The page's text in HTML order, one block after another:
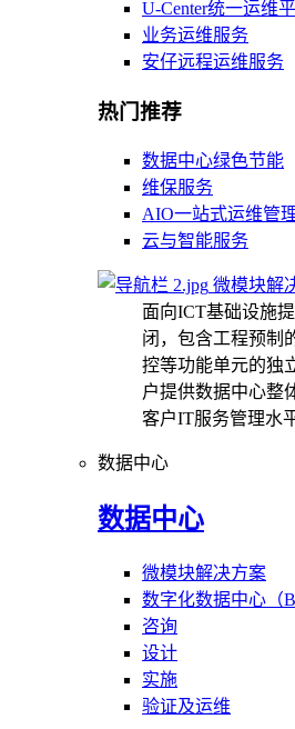
U-Center统一运维
业务运维服务
安仔远程运维服务
热门推荐
数据中心绿色节能
维保服务
AIO一站式运维管
云与智能服务
微模块解
面向ICT基础设施
闭，包含工程预制
控等功能单元的独
户提供数据中心整
客户IT服务管理水
数据中心
数据中心
微模块解决方案
数字化数据中心（
咨询
设计
实施
验证及运维